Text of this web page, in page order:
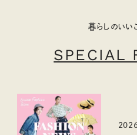
暮らしのいい
SPECIAL
2026